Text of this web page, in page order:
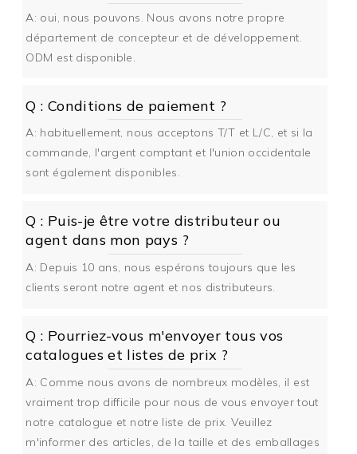
A: oui, nous pouvons. Nous avons notre propre
département de concepteur et de développement.
ODM est disponible.
Q : Conditions de paiement ?
A: habituellement, nous acceptons T/T et L/C, et si la
commande, l'argent comptant et l'union occidentale
sont également disponibles.
Q : Puis-je être votre distributeur ou
agent dans mon pays ?
A: Depuis 10 ans, nous espérons toujours que les
clients seront notre agent et nos distributeurs.
Q : Pourriez-vous m'envoyer tous vos
catalogues et listes de prix ?
A: Comme nous avons de nombreux modèles, il est
vraiment trop difficile pour nous de vous envoyer tout
notre catalogue et notre liste de prix. Veuillez
m'informer des articles, de la taille et des emballages